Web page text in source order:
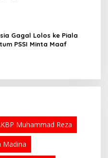
Gagal Lolos ke Piala
PSSI Minta Maaf
Muhammad Reza
Madina